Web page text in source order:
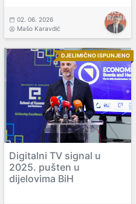
02. 06. 2026
Mašo Karavdić
DJELIMIČNO ISPUNJENO
Digitalni TV signal u
2025. pušten u
dijelovima BiH